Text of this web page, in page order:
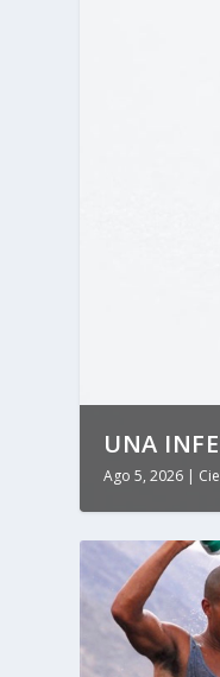
UNA
Ago 5, 2026 |